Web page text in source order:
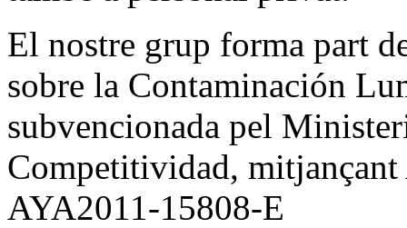
El nostre grup forma part
sobre la Contaminación
subvencionada pel
Competitividad,
AYA2011-15808-E